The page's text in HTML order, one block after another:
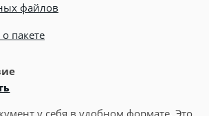
файлов
пакете
у себя в удобном формате. Это